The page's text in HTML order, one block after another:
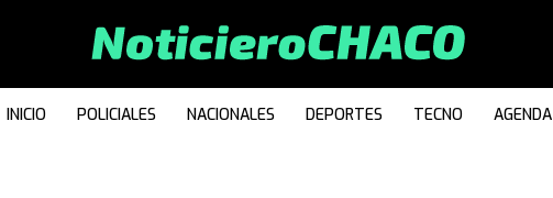
INICIO POLICIALES NACIONALES DEPORTES TECNO AGENDA